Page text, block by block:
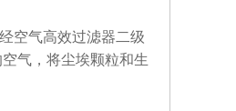
空气高效过滤器二级
气，将尘埃颗粒和生